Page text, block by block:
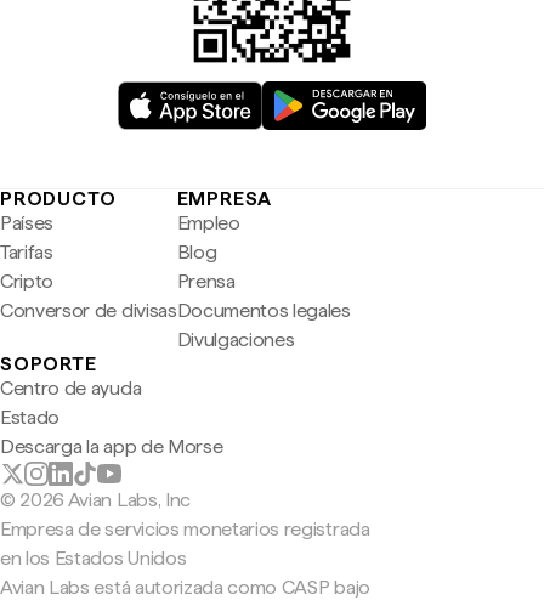
PRODUCTO
Países
Tarifas
Cripto
Conversor de divisas
EMPRESA
Empleo
Blog
Prensa
Documentos legales
Divulgaciones
SOPORTE
Centro de ayuda
Estado
Descarga la app de Morse
© 2026 Avian Labs, Inc
Empresa de servicios monetarios registrada
en los Estados Unidos
Avian Labs está autorizada como CASP bajo